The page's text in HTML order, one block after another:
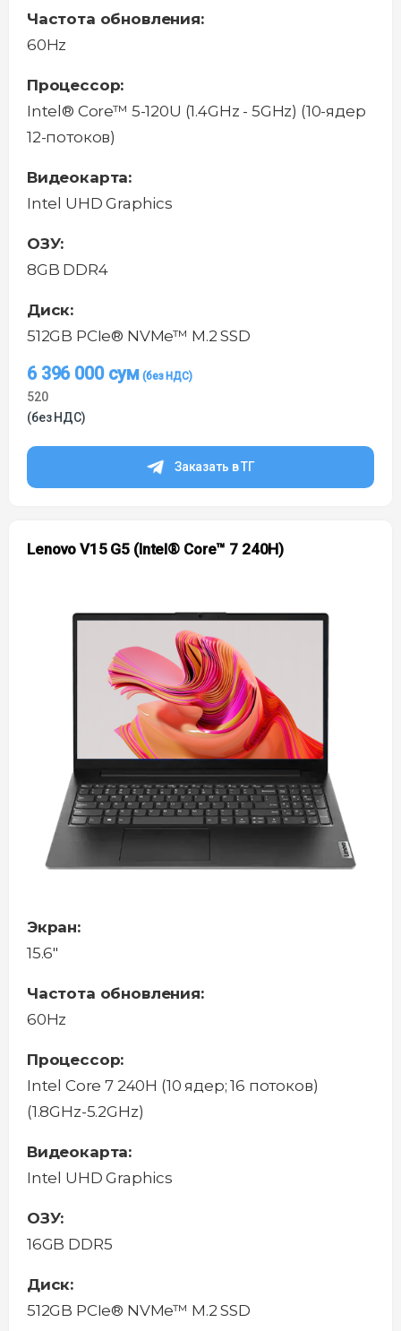
Частота обновления:
60Hz
Процессор:
Intel® Core™ 5-120U (1.4GHz - 5GHz) (10-ядер
12-потоков)
Видеокарта:
Intel UHD Graphics
ОЗУ:
8GB DDR4
Диск:
512GB PCIe® NVMe™ M.2 SSD
6 396 000 сум
520
(без НДС)
Заказать в ТГ
Lenovo V15 G5 (Intel® Core™ 7 240H)
Экран:
15.6"
Частота обновления:
60Hz
Процессор:
Intel Core 7 240H (10 ядер; 16 потоков)
(1.8GHz-5.2GHz)
Видеокарта:
Intel UHD Graphics
ОЗУ:
16GB DDR5
Диск:
512GB PCIe® NVMe™ M.2 SSD